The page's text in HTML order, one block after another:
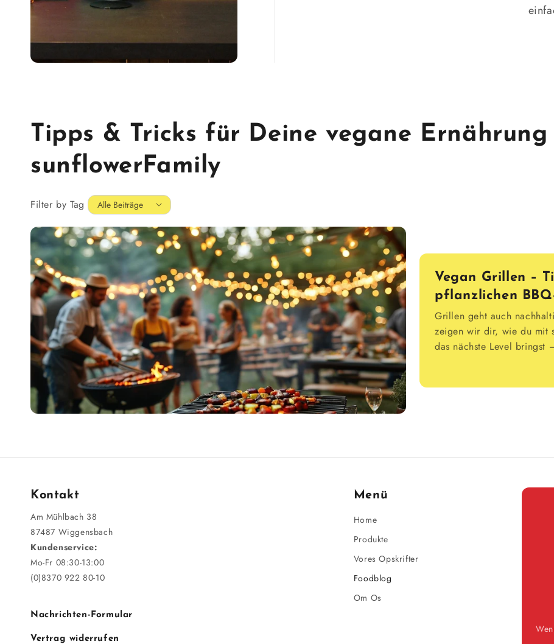
Tipps & Tricks für Deine vegane
sunflowerFamily
Filter by Tag
Vegan Grillen –
pflanzlichen
Grillen geht auch
zeigen wir dir, wie du mit
das nächste Level bringst
Kontakt
Am Mühlbach 38
87487 Wiggensbach
Kundenservice:
Mo-Fr 08:30-13:00
(0)8370 922 80-10
Nachrichten-Formular
Vertrag widerrufen
Menü
Home
Produkte
Vores Opskrifter
Foodblog
Om Os